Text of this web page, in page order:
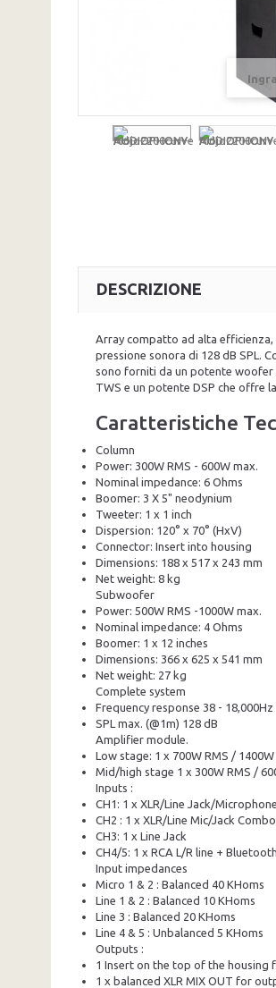
DESCRIZIONE
Array compatto ad alta
pressione sonora di 128 dB SPL.
sono forniti da un potente woofer
TWS e un potente DSP che offre
Caratteristiche
Column
Power: 300W RMS - 600W max.
Nominal impedance: 6 Ohms
Boomer: 3 X 5" neodynium
Tweeter: 1 x 1 inch
Dispersion: 120° x 70° (HxV)
Connector: Insert into housing
Dimensions: 188 x 517 x 243 mm
Net weight: 8 kg
Subwoofer
Power: 500W RMS -1000W max.
Nominal impedance: 4 Ohms
Boomer: 1 x 12 inches
Dimensions: 366 x 625 x 541 mm
Net weight: 27 kg
Complete system
Frequency response 38 - 18,000Hz
SPL max. (@1m) 128 dB
Amplifier module.
Low stage: 1 x 700W RMS /
Mid/high stage 1 x 300W RMS /
Inputs :
CH1: 1 x XLR/Line Jack/
CH2 : 1 x XLR/Line Mic/Jack Combo
CH3: 1 x Line Jack
CH4/5: 1 x RCA L/R line +
Input impedances
Micro 1 & 2 : Balanced 40 KHoms
Line 1 & 2 : Balanced 10 KHoms
Line 3 : Balanced 20 KHoms
Line 4 & 5 : Unbalanced 5 KHoms
Outputs :
1 Insert on the top of the housing
1 x balanced XLR MIX OUT for